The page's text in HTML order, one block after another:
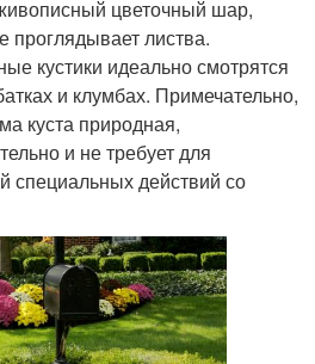
цветочный шар,
проглядывает листва.
кустики идеально смотрятся
и клумбах. Примечательно,
куста природная,
и не требует для
специальных действий со